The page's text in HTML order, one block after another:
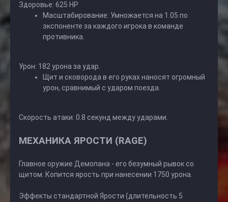
Здоровье: 625 HP
Масштабирование: Умножается на 1.05 по
экспоненте за каждого игрока в команде
противника.
Урон: 182 урона за удар.
Щит и сковорода в его руках наносят огромный
урон, сравнимый с ударом поезда.
Скорость атаки: 0.8 секунд между ударами.
МЕХАНИКА ЯРОСТИ (RAGE)
Главное оружие Демопана - его безумный рывок со
щитом. Копится ярость при нанесении 1750 урона.
Эффекты стандартной Ярости (длительность 5